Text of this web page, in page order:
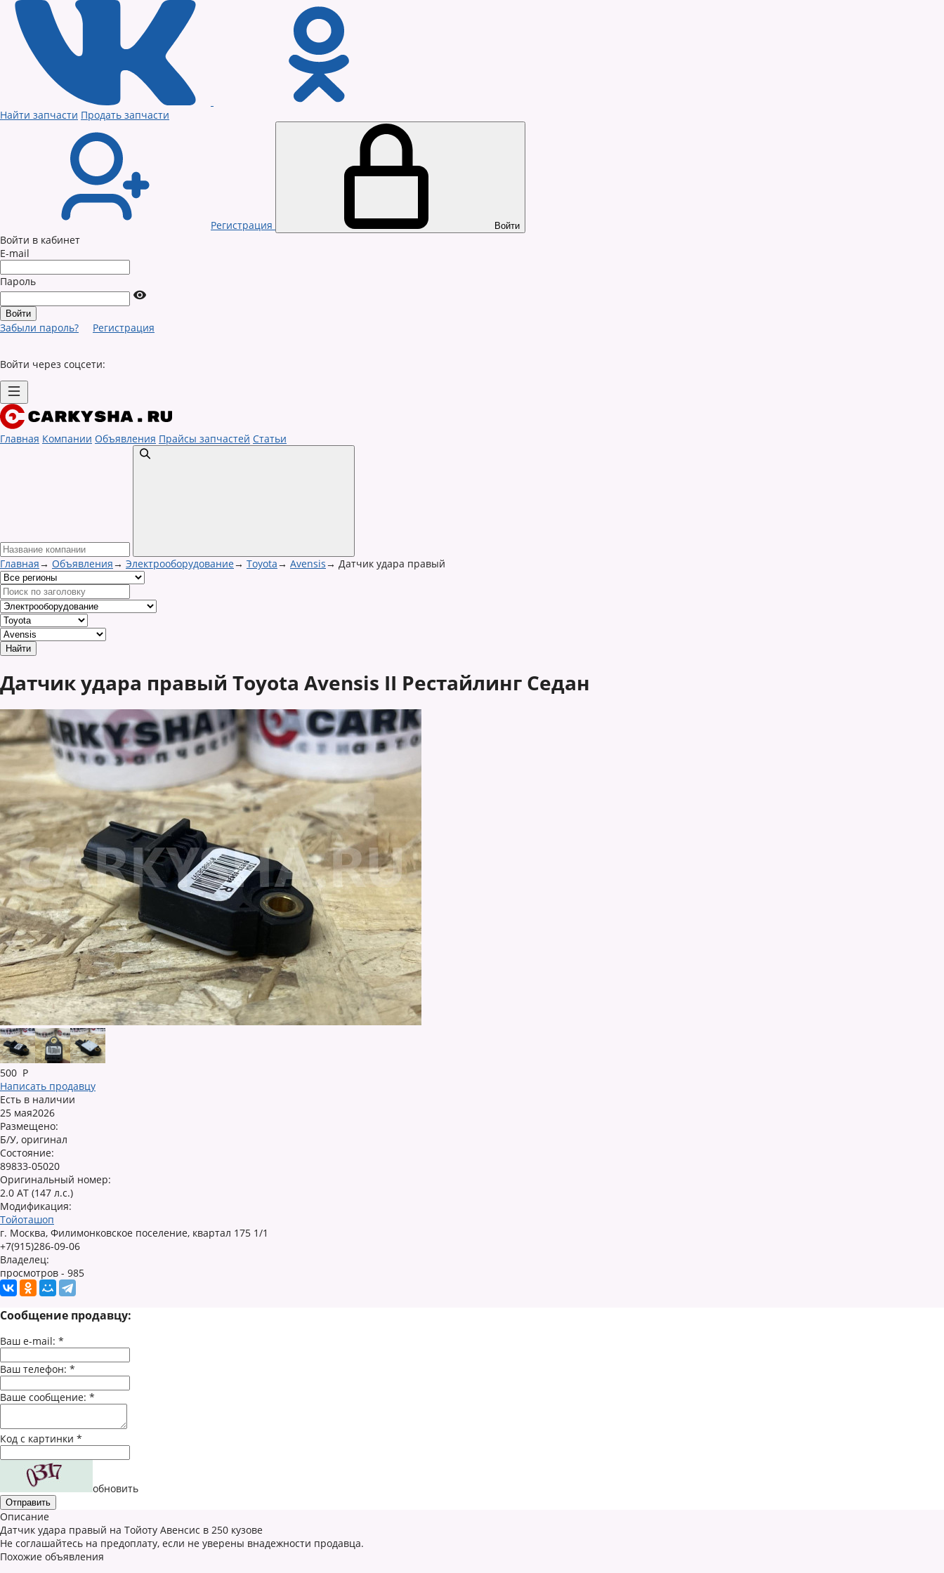
Найти запчасти Продать запчасти
Регистрация Войти
Войти в кабинет
E-mail
Пароль
Забыли пароль? Регистрация
Войти через соцсети:
Главная Компании Объявления Прайсы запчастей Статьи
Главная→ Объявления→ Электрооборудование→ Toyota→ Avensis→ Датчик удара правый
Датчик удара правый Toyota Avensis II Рестайлинг Седан
500 Р
Написать продавцу
Есть в наличии
25 мая2026
Размещено:
Б/У, оригинал
Состояние:
89833-05020
Оригинальный номер:
2.0 AT (147 л.с.)
Модификация:
Тойоташоп
г. Москва, Филимонковское поселение, квартал 175 1/1
+7(915)286-09-06
Владелец:
просмотров - 985
Сообщение продавцу:
Ваш e-mail: *
Ваш телефон: *
Ваше сообщение: *
Код с картинки *
обновить
Описание
Датчик удара правый на Тойоту Авенсис в 250 кузове
Не соглашайтесь на предоплату, если не уверены внадежности продавца.
Похожие объявления